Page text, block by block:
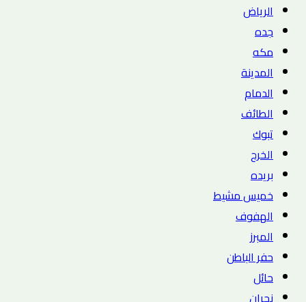
الرياض
جده
مكه
المدينة
الدمام
الطائف
تبوك
الخرج
بريده
خميس مشيط
الهفوف
المبرز
حفر الباطن
حائل